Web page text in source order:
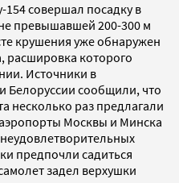
совершал посадку в
превышавшей 200-300 м
крушения уже обнаружен
расшировка которого
Источники в
Белоруссии сообщили, что
несколько раз предлагали
Москвы и Минска
предпочли садиться
задел верхушки